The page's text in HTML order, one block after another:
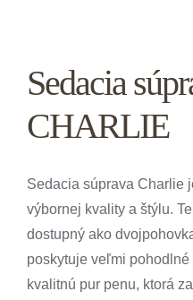
U zákazníkov – fotky
Výpredaj
Naše realitné služby
Reklamácie
Sedacia
CHARLIE
Sedacia súprava Charlie
výbornej kvality a štýlu.
dostupný ako
poskytuje veľmi
kvalitnú pur penu, ktorá